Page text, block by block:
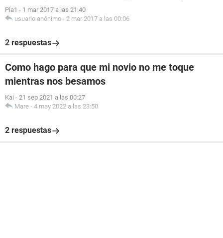
Pia1 - 1 mar 2017 a las 21:40
usuario anónimo - 2 mar 2017 a las 00:06
2 respuestas
Como hago para que mi novio no me toque
mientras nos besamos
Kai - 21 sep 2021 a las 00:27
Mare - 4 may 2022 a las 23:50
2 respuestas